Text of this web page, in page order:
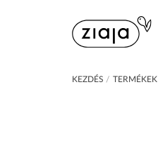
KEZDÉS / TERMÉKEK